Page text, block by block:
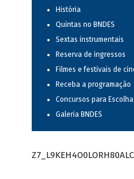
História
Quintas no BNDES
Sextas instrumentais
Reserva de ingressos
Filmes e festivais de
Receba a programação
Concursos para
Galeria BNDES